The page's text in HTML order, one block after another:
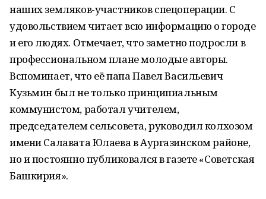
наших земляков-участников спецоперации. С
удовольствием читает всю информацию о городе
и его людях. Отмечает, что заметно подросли в
профессиональном плане молодые авторы.
Вспоминает, что её папа Павел Васильевич
Кузьмин был не только принципиальным
коммунистом, работал учителем,
председателем сельсовета, руководил колхозом
имени Салавата Юлаева в Аургазинском районе,
но и постоянно публиковался в газете «Советская
Башкирия».